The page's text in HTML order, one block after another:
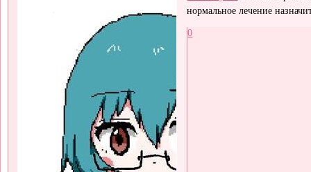
нормальное лечение
0